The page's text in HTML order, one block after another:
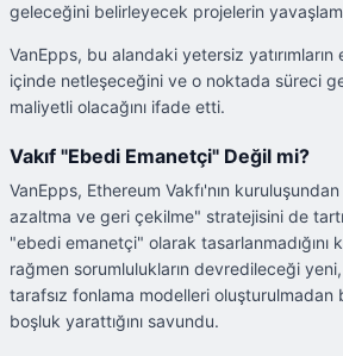
geleceğini belirleyecek projelerin
VanEpps, bu alandaki yetersiz
içinde netleşeceğini ve o noktada süreci
maliyetli olacağını ifade etti.
Vakıf "Ebedi Emanetçi" Değil mi?
VanEpps, Ethereum Vakfı'nın
azaltma ve geri çekilme" stratejisini de
"ebedi emanetçi" olarak tasarlanmadığını
rağmen sorumlulukların devredileceği
tarafsız fonlama modelleri
boşluk yarattığını savundu.